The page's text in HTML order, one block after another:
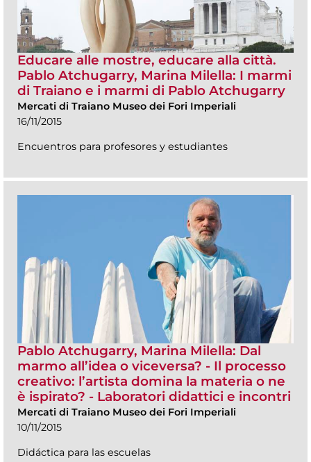
Educare alle mostre, educare alla città.
Pablo Atchugarry, Marina Milella: I marmi
di Traiano e i marmi di Pablo Atchugarry
Mercati di Traiano Museo dei Fori Imperiali
16/11/2015
Encuentros para profesores y estudiantes
Pablo Atchugarry, Marina Milella: Dal
marmo all’idea o viceversa? - Il processo
creativo: l’artista domina la materia o ne
è ispirato? - Laboratori didattici e incontri
Mercati di Traiano Museo dei Fori Imperiali
10/11/2015
Didáctica para las escuelas